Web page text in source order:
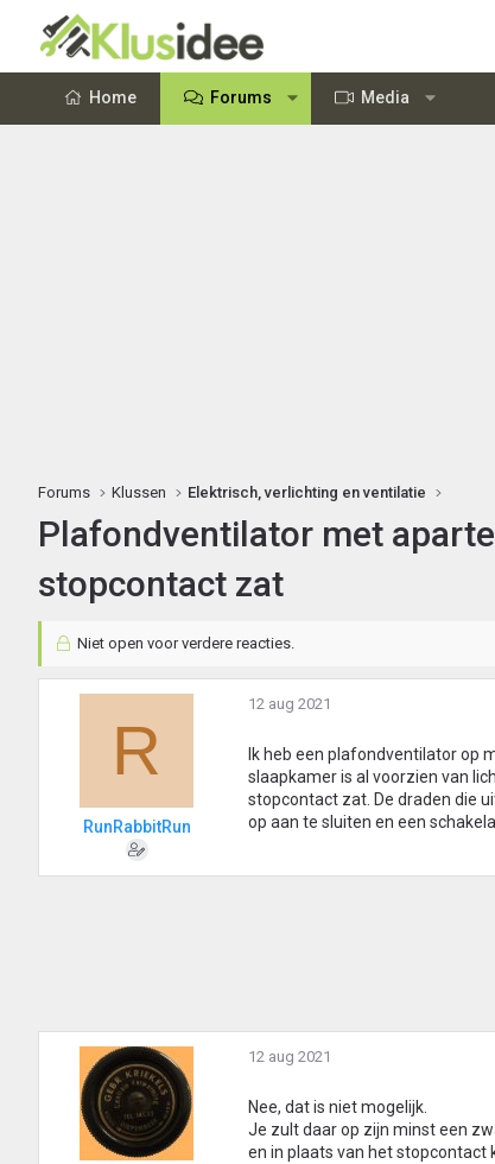
Home Forums Media
Forums Klussen Elektrisch, verlichting en ventilatie
Plafondventilator met
stopcontact zat
Niet open voor verdere reacties.
R
RunRabbitRun
12 aug 2021
Ik heb een plafondventilator op
slaapkamer is al voorzien van
stopcontact zat. De draden die
op aan te sluiten en een
12 aug 2021
Nee, dat is niet mogelijk.
Je zult daar op zijn minst een
en in plaats van het stopcontact